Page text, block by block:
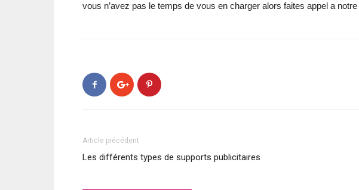
vous n’avez pas le temps de vous en charger alors faites appel a notre
Article précédent
Les différents types de supports publicitaires